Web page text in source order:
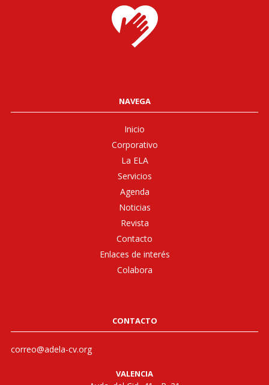
NAVEGA
Inicio
Corporativo
La ELA
Servicios
Agenda
Noticias
Revista
Contacto
Enlaces de interés
Colabora
CONTACTO
correo@adela-cv.org
VALENCIA